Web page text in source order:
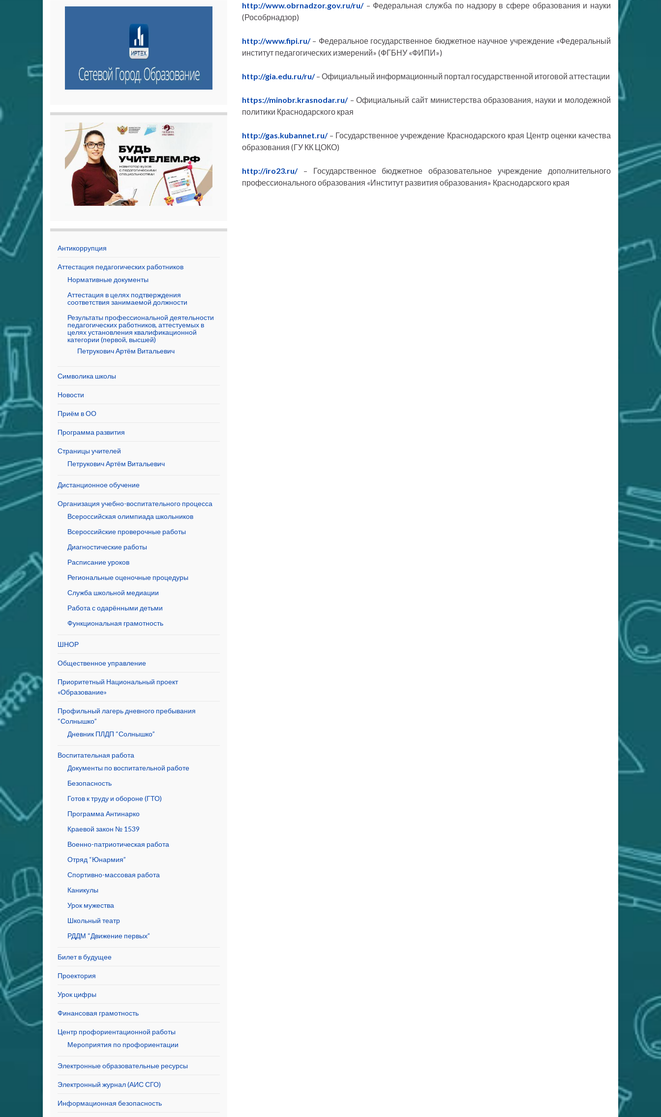
http://www.obrnadzor.gov.ru/ru/– Федеральная служба по надзору в сфере образования и науки
(Рособрнадзор)
http://www.fipi.ru/– Федеральное государственное бюджетное научное учреждение «Федеральный
институт педагогических измерений» (ФГБНУ «ФИПИ»)
http://gia.edu.ru/ru/– Официальный информационный портал государственной итоговой аттестации
https://minobr.krasnodar.ru/– Официальный сайт министерства образования, науки и молодежной
политики Краснодарского края
http://gas.kubannet.ru/– Государственное учреждение Краснодарского края Центр оценки качества
образования (ГУ КК ЦОКО)
http://iro23.ru/– Государственное бюджетное образовательное учреждение дополнительного
профессионального образования «Институт развития образования» Краснодарского края
Антикоррупция
Аттестация педагогических работников
Нормативные документы
Аттестация в целях подтверждения
соответствия занимаемой должности
Результаты профессиональной деятельности
педагогических работников, аттестуемых в
целях установления квалификационной
категории (первой, высшей)
Петрукович Артём Витальевич
Символика школы
Новости
Приём в ОО
Программа развития
Страницы учителей
Петрукович Артём Витальевич
Дистанционное обучение
Организация учебно-воспитательного процесса
Всероссийская олимпиада школьников
Всероссийские проверочные работы
Диагностические работы
Расписание уроков
Региональные оценочные процедуры
Служба школьной медиации
Работа с одарёнными детьми
Функциональная грамотность
ШНОР
Общественное управление
Приоритетный Национальный проект
«Образование»
Профильный лагерь дневного пребывания
“Солнышко”
Дневник ПЛДП “Солнышко”
Воспитательная работа
Документы по воспитательной работе
Безопасность
Готов к труду и обороне (ГТО)
Программа Антинарко
Краевой закон № 1539
Военно-патриотическая работа
Отряд “Юнармия”
Спортивно-массовая работа
Каникулы
Урок мужества
Школьный театр
РДДМ “Движение первых”
Билет в будущее
Проектория
Урок цифры
Финансовая грамотность
Центр профориентационной работы
Мероприятия по профориентации
Электронные образовательные ресурсы
Электронный журнал (АИС СГО)
Информационная безопасность